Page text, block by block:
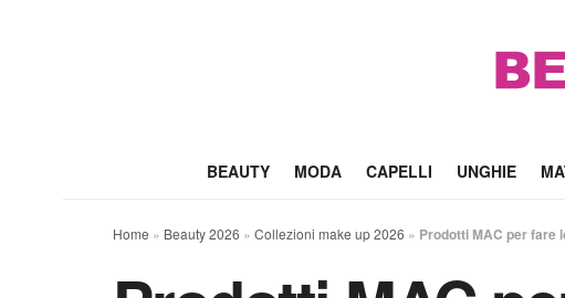
BEAUTY MODA CAPELLI UNGHIE
Home » Beauty 2026 » Collezioni make up 2026 » Prodotti MAC per fare